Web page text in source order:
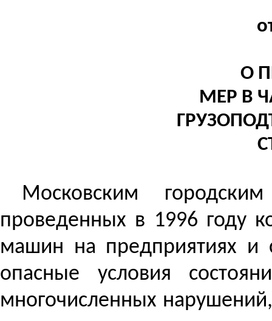
О
МЕР В
Московским
проведенных в 1996 году
машин на предприятиях и
опасные условия
многочисленных